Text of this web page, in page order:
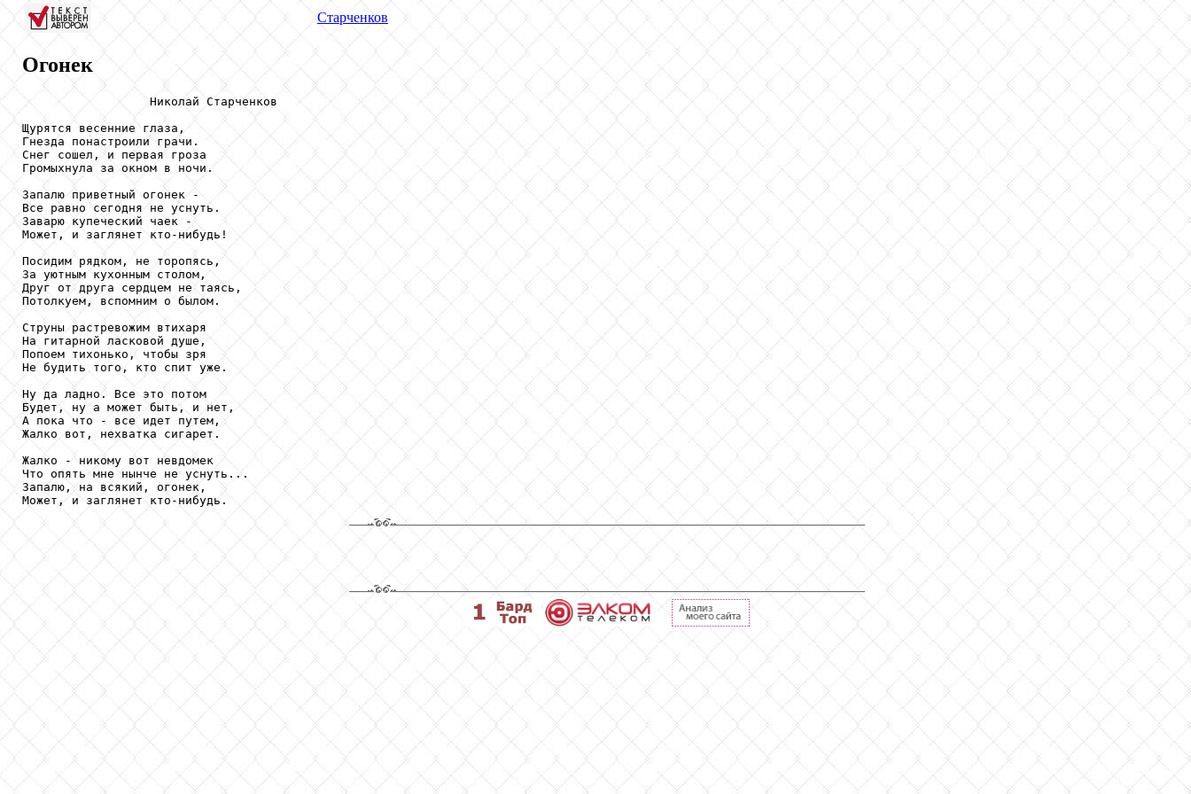
Старченков
Огонек
                  Николай Старченков
Щурятся весенние глаза,
Гнезда понастроили грачи.
Снег сошел, и первая гроза
Громыхнула за окном в ночи.
Запалю приветный огонек -
Все равно сегодня не уснуть.
Заварю купеческий чаек -
Может, и заглянет кто-нибудь!
Посидим рядком, не торопясь,
За уютным кухонным столом,
Друг от друга сердцем не таясь,
Потолкуем, вспомним о былом.
Струны растревожим втихаря
На гитарной ласковой душе,
Попоем тихонько, чтобы зря
Не будить того, кто спит уже.
Ну да ладно. Все это потом
Будет, ну а может быть, и нет,
А пока что - все идет путем,
Жалко вот, нехватка сигарет.
Жалко - никому вот невдомек
Что опять мне нынче не уснуть...
Запалю, на всякий, огонек,
Может, и заглянет кто-нибудь.